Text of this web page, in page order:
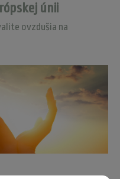
únii
ovzdušia na